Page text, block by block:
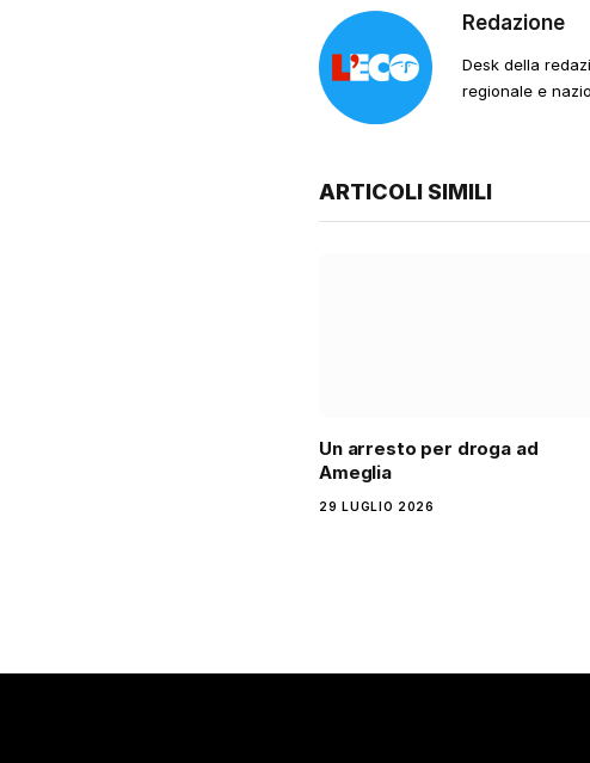
Redazione
Desk della
regionale e
ARTICOLI SIMILI
Un arresto per droga ad
Ameglia
29 LUGLIO 2026